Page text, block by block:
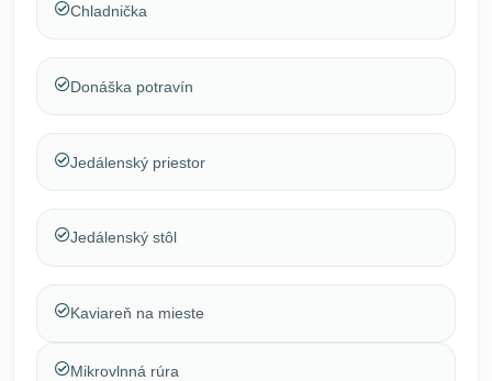
Chladnička
Donáška potravín
Jedálenský priestor
Jedálenský stôl
Kaviareň na mieste
Mikrovlnná rúra